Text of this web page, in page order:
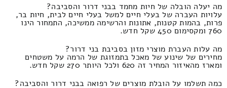
מה יעלה הובלה של חיות מחמד בבני דרור והסביבה?
עלויות העברה של בעלי חיים למשל בעלי חיים לבית, חיות בר,
פרות, בהמות קטנות, אתונות והרשימה ממשיכה, התמחור הינו
760 ומקסימום 450 שקל חדש.
מה עלות העברת מוצרי מזון בסביבת בני דרור?
מחירים של שינוע של מאכל בתמזוגת של הרמה על משטחים
ומארז מהאיזור המחיר זה 620 ולכל היותר 270 שקל חדש.
כמה תשלמו על הובלת מוצרים של רפואה בבני דרור והסביבה?